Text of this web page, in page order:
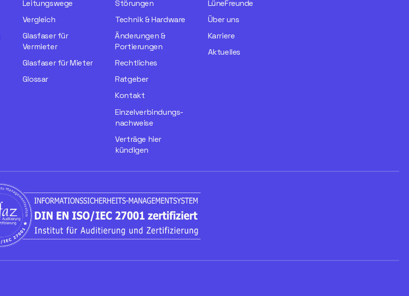
Leitungswege
Vergleich
Glasfaser für
Vermieter
Glasfaser für Mieter
Glossar
Störungen
Technik & Hardware
Änderungen &
Portierungen
Rechtliches
Ratgeber
Kontakt
Einzelverbindungs­
nachweise
Verträge hier
kündigen
LüneFreunde
Über uns
Karriere
Aktuelles